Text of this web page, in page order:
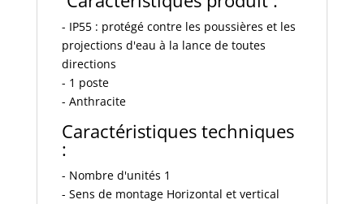
Plexo
anthracite
069606L
- IP55 : protégé contre les poussières et les
projections d'eau à la lance de toutes
directions
- 1 poste
- Anthracite
Caractéristiques techniques
:
- Nombre d'unités 1
- Sens de montage Horizontal et vertical